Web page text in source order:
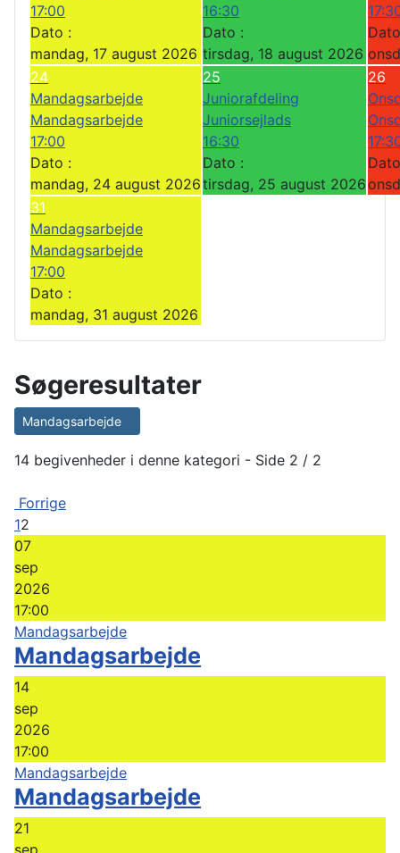
17:00
Dato :
mandag, 17 august 2026
16:30
Dato :
tirsdag, 18 august 2026
24
Mandagsarbejde
Mandagsarbejde
17:00
Dato :
mandag, 24 august 2026
25
Juniorafdeling
Juniorsejlads
16:30
Dato :
tirsdag, 25 august 2026
26
31
Mandagsarbejde
Mandagsarbejde
17:00
Dato :
mandag, 31 august 2026
Søgeresultater
Mandagsarbejde
14 begivenheder i denne kategori - Side 2 / 2
Forrige
12
07
sep
2026
17:00
Mandagsarbejde
Mandagsarbejde
14
sep
2026
17:00
Mandagsarbejde
Mandagsarbejde
21